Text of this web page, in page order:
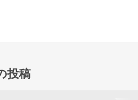
投稿